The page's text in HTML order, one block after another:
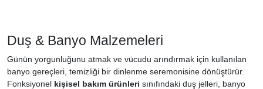
Duş & Banyo Malzemeleri
Günün yorgunluğunu atmak ve vücudu arındırmak için kullanılan
banyo gereçleri, temizliği bir dinlenme seremonisine dönüştürür.
Fonksiyonel kişisel bakım ürünleri sınıfındaki duş jelleri, banyo